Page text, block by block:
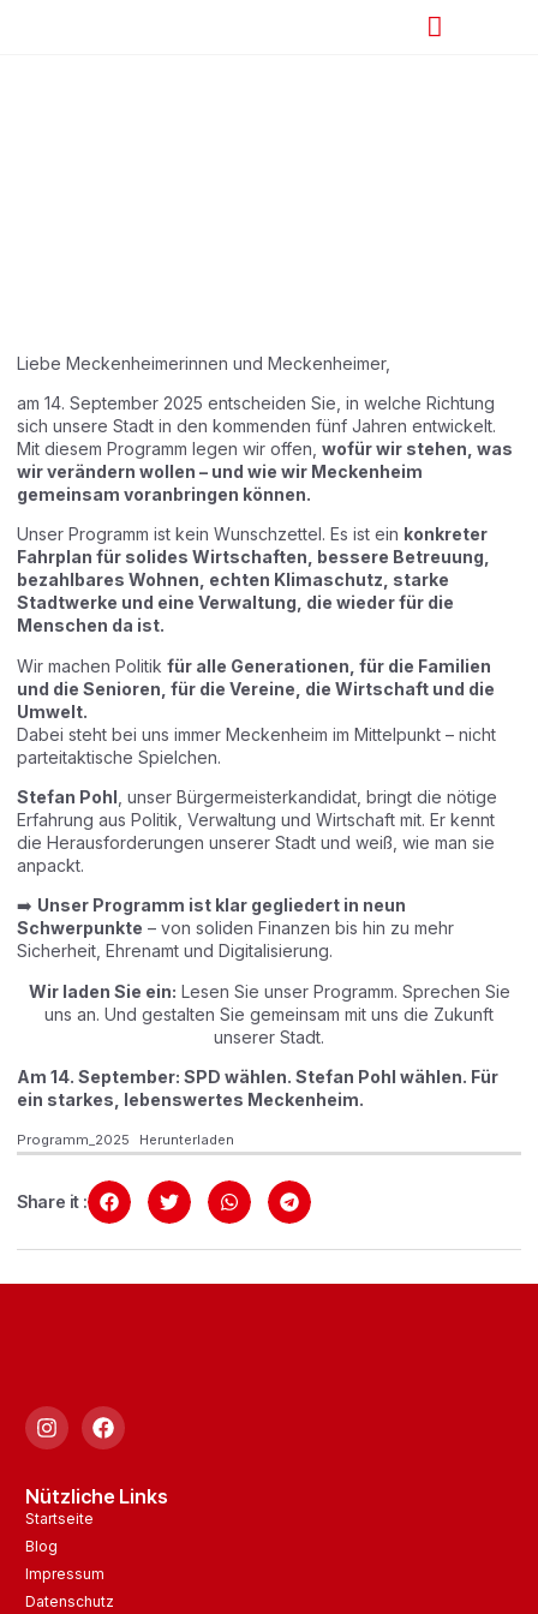
Liebe Meckenheimerinnen und Meckenheimer,
am 14. September 2025 entscheiden Sie, in welche Richtung
sich unsere Stadt in den kommenden fünf Jahren entwickelt.
Mit diesem Programm legen wir offen, wofür wir stehen, was
wir verändern wollen – und wie wir Meckenheim
gemeinsam voranbringen können.
Unser Programm ist kein Wunschzettel. Es ist ein konkreter
Fahrplan für solides Wirtschaften, bessere Betreuung,
bezahlbares Wohnen, echten Klimaschutz, starke
Stadtwerke und eine Verwaltung, die wieder für die
Menschen da ist.
Wir machen Politik für alle Generationen, für die Familien
und die Senioren, für die Vereine, die Wirtschaft und die
Umwelt.
Dabei steht bei uns immer Meckenheim im Mittelpunkt – nicht
parteitaktische Spielchen.
Stefan Pohl , unser Bürgermeisterkandidat, bringt die nötige
Erfahrung aus Politik, Verwaltung und Wirtschaft mit. Er kennt
die Herausforderungen unserer Stadt und weiß, wie man sie
anpackt.
➡️ Unser Programm ist klar gegliedert in neun
Schwerpunkte – von soliden Finanzen bis hin zu mehr
Sicherheit, Ehrenamt und Digitalisierung.
Wir laden Sie ein: Lesen Sie unser Programm. Sprechen Sie
uns an. Und gestalten Sie gemeinsam mit uns die Zukunft
unserer Stadt.
Am 14. September: SPD wählen. Stefan Pohl wählen. Für
ein starkes, lebenswertes Meckenheim.
Programm_2025 Herunterladen
Share it :
Nützliche Links
Startseite
Blog
Impressum
Datenschutz